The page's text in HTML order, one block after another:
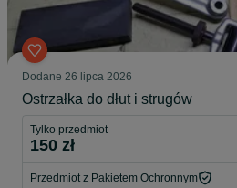
Dodane 26 lipca 2026
Ostrzałka do dłut i strugów
Tylko przedmiot
150 zł
Przedmiot z Pakietem Ochronnym